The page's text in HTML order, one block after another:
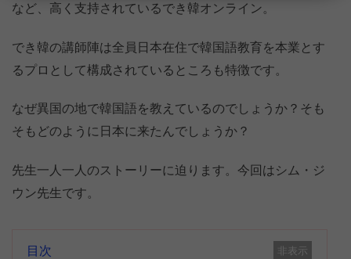
など、高く支持されているでき韓オンライン。
でき韓の講師陣は全員日本在住で韓国語教育を本業とす
るプロとして構成されているところも特徴です。
なぜ異国の地で韓国語を教えているのでしょうか？そも
そもどのように日本に来たんでしょうか？
先生一人一人のストーリーに迫ります。今回はシム・ジ
ウン先生です。
目次 非表示